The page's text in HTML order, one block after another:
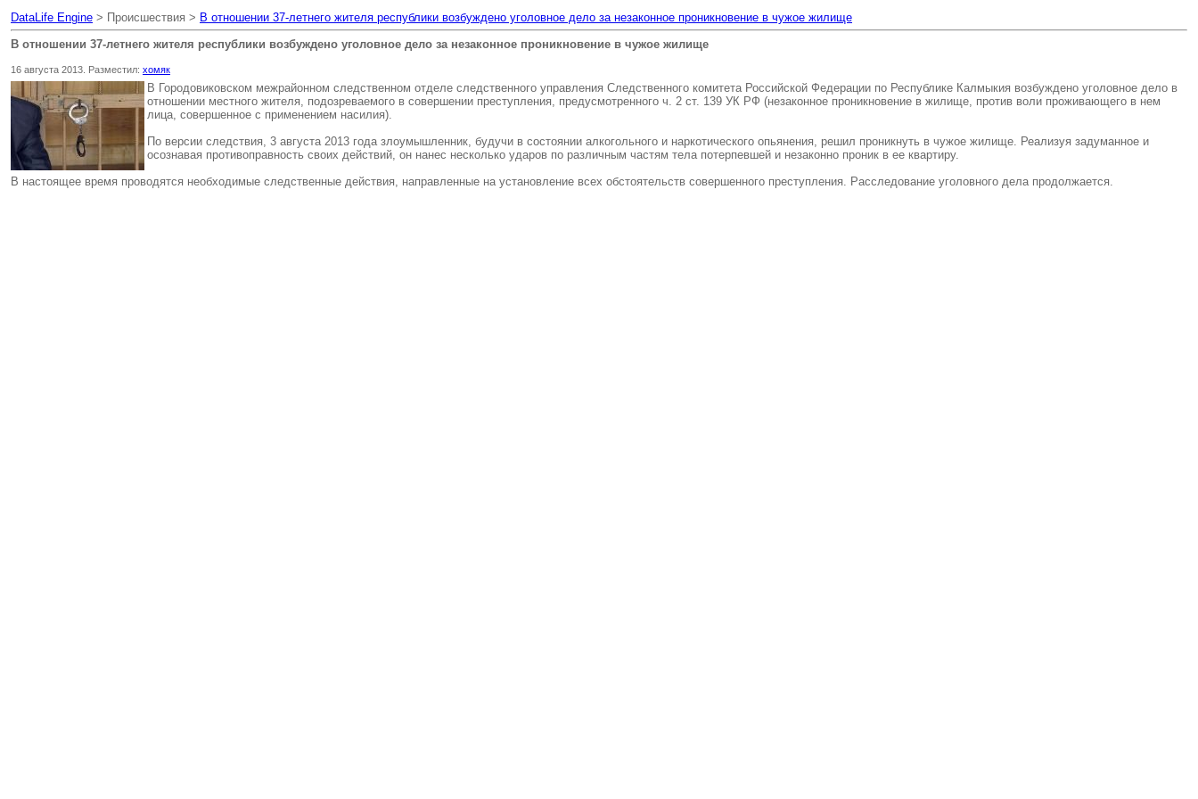
DataLife Engine > Происшествия > В отношении 37-летнего жителя республики возбуждено уголовное дело за незаконное проникновение в чужое жилище
В отношении 37-летнего жителя республики возбуждено уголовное дело за незаконное проникновение в чужое жилище
16 августа 2013. Разместил: хомяк
В Городовиковском межрайонном следственном отделе следственного управления Следственного комитета Российской Федерации по Республике Калмыкия возбуждено уголовное дело в
отношении местного жителя, подозреваемого в совершении преступления, предусмотренного ч. 2 ст. 139 УК РФ (незаконное проникновение в жилище, против воли проживающего в нем
лица, совершенное с применением насилия).
По версии следствия, 3 августа 2013 года злоумышленник, будучи в состоянии алкогольного и наркотического опьянения, решил проникнуть в чужое жилище. Реализуя задуманное и
осознавая противоправность своих действий, он нанес несколько ударов по различным частям тела потерпевшей и незаконно проник в ее квартиру.
В настоящее время проводятся необходимые следственные действия, направленные на установление всех обстоятельств совершенного преступления. Расследование уголовного дела продолжается.